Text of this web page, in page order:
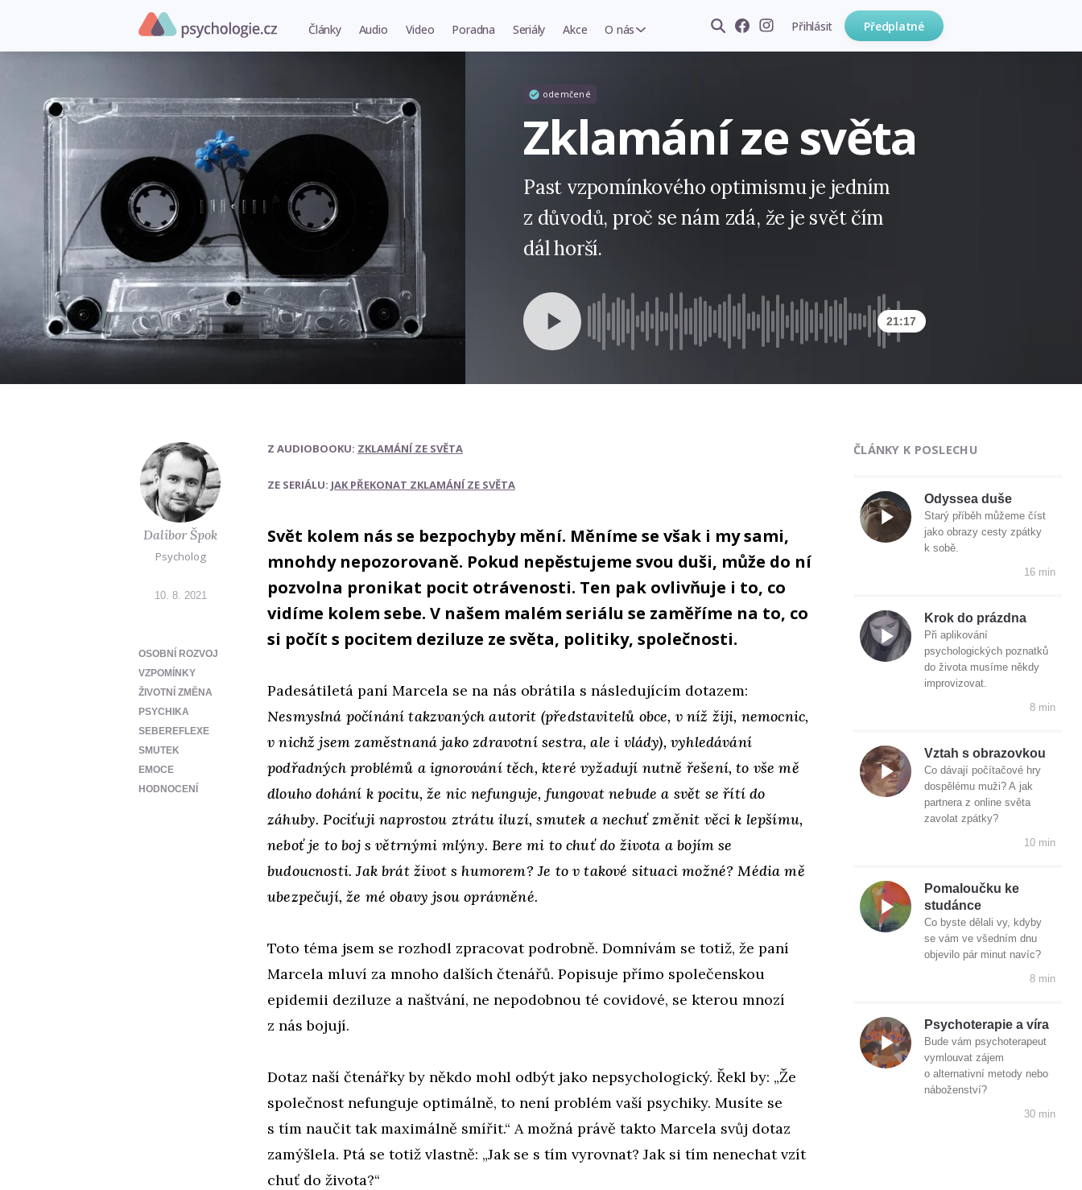
Články Audio Video Poradna Seriály Akce O nás Přihlásit Předplatné
odemčené
Zklamání ze světa
Past vzpomínkového optimismu je jedním
z důvodů, proč se nám zdá, že je svět čím
dál horší.
21:17
Dalibor Špok
Psycholog
10. 8. 2021
OSOBNÍ ROZVOJ
VZPOMÍNKY
ŽIVOTNÍ ZMĚNA
PSYCHIKA
SEBEREFLEXE
SMUTEK
EMOCE
HODNOCENÍ
Z AUDIOBOOKU: ZKLAMÁNÍ ZE SVĚTA
ZE SERIÁLU: JAK PŘEKONAT ZKLAMÁNÍ ZE SVĚTA
Svět kolem nás se bezpochyby mění. Měníme se však i my sami,
mnohdy nepozorovaně. Pokud nepěstujeme svou duši, může do ní
pozvolna pronikat pocit otrávenosti. Ten pak ovlivňuje i to, co
vidíme kolem sebe. V našem malém seriálu se zaměříme na to, co
si počít s pocitem deziluze ze světa, politiky, společnosti.
Padesátiletá paní Marcela se na nás obrátila s následujícím dotazem:
Nesmyslná počínání takzvaných autorit (představitelů obce, v níž žiji, nemocnic,
v nichž jsem zaměstnaná jako zdravotní sestra, ale i vlády), vyhledávání
podřadných problémů a ignorování těch, které vyžadují nutně řešení, to vše mě
dlouho dohání k pocitu, že nic nefunguje, fungovat nebude a svět se řítí do
záhuby. Pociťuji naprostou ztrátu iluzí, smutek a nechuť změnit věci k lepšímu,
neboť je to boj s větrnými mlýny. Bere mi to chuť do života a bojím se
budoucnosti. Jak brát život s humorem? Je to v takové situaci možné? Média mě
ubezpečují, že mé obavy jsou oprávněné.
Toto téma jsem se rozhodl zpracovat podrobně. Domnívám se totiž, že paní
Marcela mluví za mnoho dalších čtenářů. Popisuje přímo společenskou
epidemii deziluze a naštvání, ne nepodobnou té covidové, se kterou mnozí
z nás bojují.
Dotaz naší čtenářky by někdo mohl odbýt jako nepsychologický. Řekl by: „Že
společnost nefunguje optimálně, to není problém vaší psychiky. Musíte se
s tím naučit tak maximálně smířit.“ A možná právě takto Marcela svůj dotaz
zamýšlela. Ptá se totiž vlastně: „Jak se s tím vyrovnat? Jak si tím nenechat vzít
chuť do života?“
ČLÁNKY K POSLECHU
Odyssea duše
Starý příběh můžeme číst
jako obrazy cesty zpátky
k sobě.
16 min
Krok do prázdna
Při aplikování
psychologických poznatků
do života musíme někdy
improvizovat.
8 min
Vztah s obrazovkou
Co dávají počítačové hry
dospělému muži? A jak
partnera z online světa
zavolat zpátky?
10 min
Pomaloučku ke
studánce
Co byste dělali vy, kdyby
se vám ve všedním dnu
objevilo pár minut navíc?
8 min
Psychoterapie a víra
Bude vám psychoterapeut
vymlouvat zájem
o alternativní metody nebo
náboženství?
30 min